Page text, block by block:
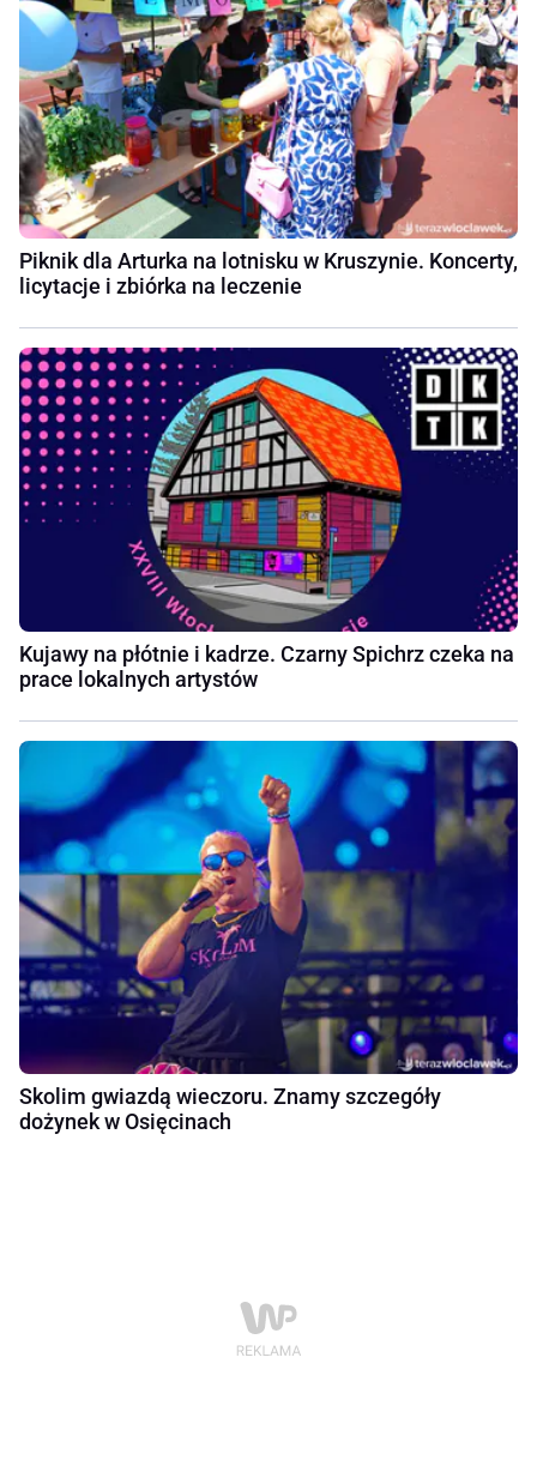
Piknik dla Arturka na lotnisku w Kruszynie. Koncerty,
licytacje i zbiórka na leczenie
Kujawy na płótnie i kadrze. Czarny Spichrz czeka na
prace lokalnych artystów
Skolim gwiazdą wieczoru. Znamy szczegóły
dożynek w Osięcinach